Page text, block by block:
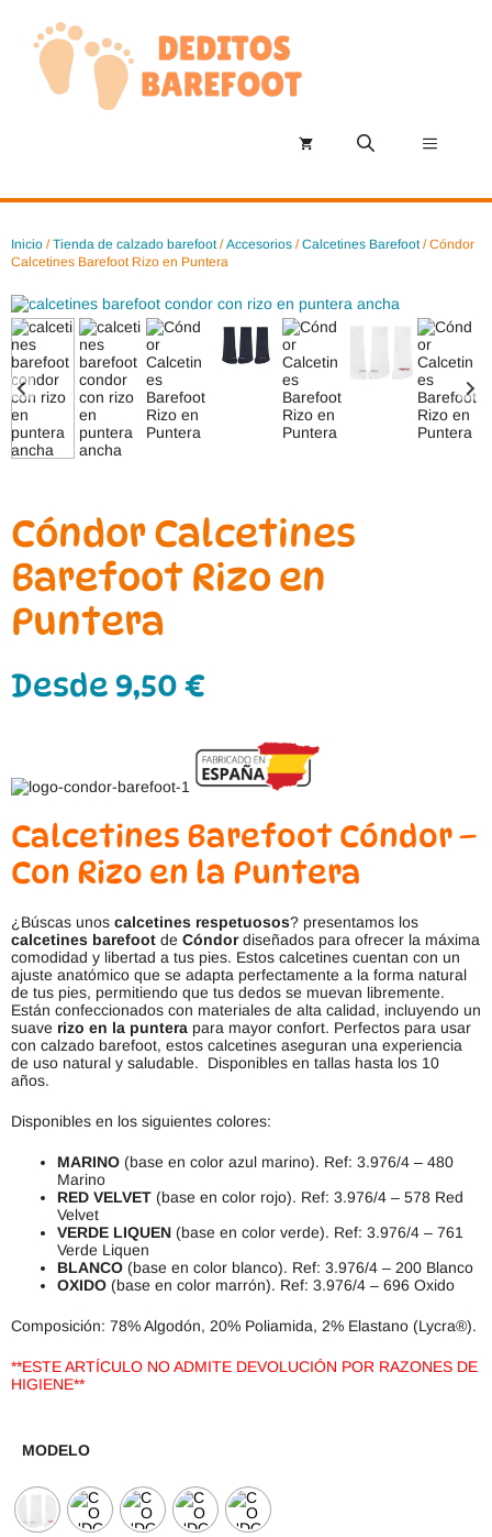
contenido
Menú
Inicio /Tienda de calzado barefoot/Accesorios /Calcetines Barefoot/ Cóndor
Calcetines Barefoot Rizo en Puntera
Cóndor Calcetines
Barefoot Rizo en
Puntera
Desde 9,50 €
Calcetines Barefoot Cóndor –
Con Rizo en la Puntera
¿Búscas unos calcetines respetuosos? presentamos los
calcetines barefoot de Cóndordiseñados para ofrecer la máxima
comodidad y libertad a tus pies. Estos calcetines cuentan con un
ajuste anatómico que se adapta perfectamente a la forma natural
de tus pies, permitiendo que tus dedos se muevan libremente.
Están confeccionados con materiales de alta calidad, incluyendo un
suave rizo en la puntera para mayor confort. Perfectos para usar
con calzado barefoot, estos calcetines aseguran una experiencia
de uso natural y saludable. Disponibles en tallas hasta los 10
años.
Disponibles en los siguientes colores:
MARINO (base en color azul marino). Ref: 3.976/4 – 480
Marino
RED VELVET (base en color rojo). Ref: 3.976/4 – 578 Red
Velvet
VERDE LIQUEN (base en color verde). Ref: 3.976/4 – 761
Verde Liquen
BLANCO (base en color blanco). Ref: 3.976/4 – 200 Blanco
OXIDO (base en color marrón). Ref: 3.976/4 – 696 Oxido
Composición: 78% Algodón, 20% Poliamida, 2% Elastano (Lycra®).
**ESTE ARTÍCULO NO ADMITE DEVOLUCIÓN POR RAZONES DE
HIGIENE**
MODELO